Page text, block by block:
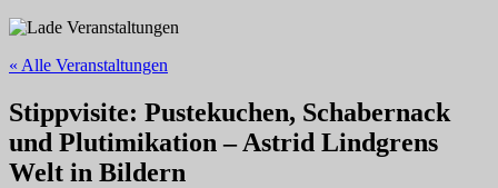
« Alle Veranstaltungen
Stippvisite: Pustekuchen, Schabernack
und Plutimikation – Astrid Lindgrens
Welt in Bildern